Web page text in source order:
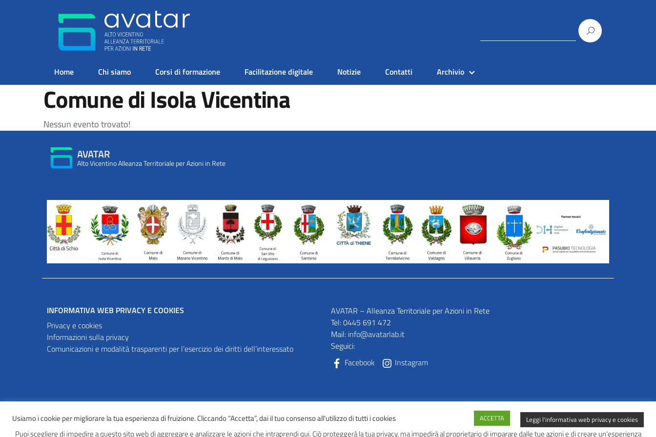
Home Chi siamo Corsi di formazione Facilitazione digitale Notizie Contatti Archivio
Comune di Isola Vicentina
Nessun evento trovato!
AVATAR
Alto Vicentino Alleanza Territoriale per Azioni in Rete
INFORMATIVA WEB PRIVACY E COOKIES
Privacy e cookies
Informazioni sulla privacy
Comunicazioni e modalità trasparenti per l’esercizio dei diritti dell’interessato
AVATAR – Alleanza Territoriale per Azioni in Rete
Tel: 0445 691 472
Mail: info@avatarlab.it
Seguici:
Facebook
Instagram
Usiamo i cookie per migliorare la tua esperienza di fruizione. Cliccando “Accetta”, dai il tuo consenso all'utilizzo di tutti i cookies ACCETTA Leggi l'informativa web privacy e cookies
Puoi scegliere di impedire a questo sito web di aggregare e analizzare le azioni che intraprendi qui. Ciò proteggerà la tua privacy, ma impedirà al proprietario di imparare dalle tue azioni e di creare un'esperienza